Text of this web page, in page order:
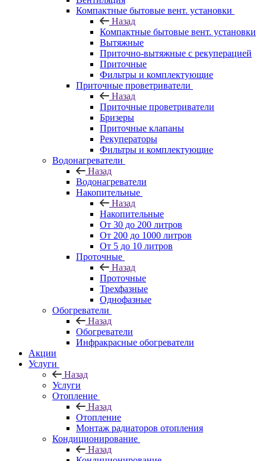
Компактные бытовые вент. установки
Назад
Компактные бытовые вент. установки
Вытяжные
Приточно-вытяжные с рекуперацией
Приточные
Фильтры и комплектующие
Приточные проветриватели
Назад
Приточные проветриватели
Бризеры
Приточные клапаны
Рекуператоры
Фильтры и комплектующие
Водонагреватели
Назад
Водонагреватели
Накопительные
Назад
Накопительные
От 30 до 200 литров
От 200 до 1000 литров
От 5 до 10 литров
Проточные
Назад
Проточные
Трехфазные
Однофазные
Обогреватели
Назад
Обогреватели
Инфракрасные обогреватели
Акции
Услуги
Назад
Услуги
Отопление
Назад
Отопление
Монтаж радиаторов отопления
Кондиционирование
Назад